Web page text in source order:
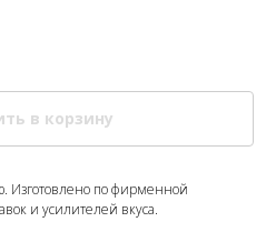
в корзину
Изготовлено по фирменной
и усилителей вкуса.